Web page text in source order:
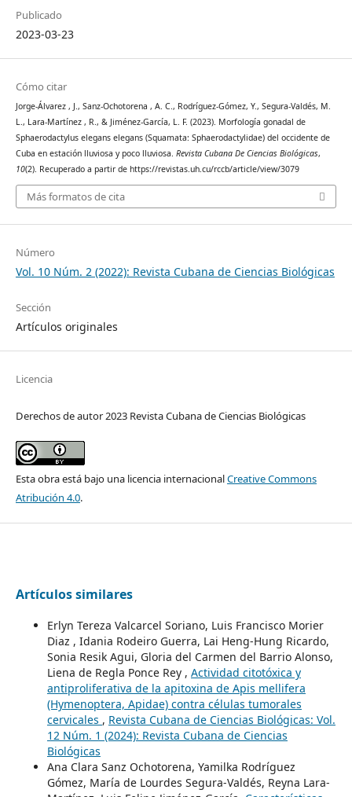
Publicado
2023-03-23
Cómo citar
Jorge-Álvarez , J., Sanz-Ochotorena , A. C., Rodríguez-Gómez, Y., Segura-Valdés, M.
L., Lara-Martínez , R., & Jiménez-García, L. F. (2023). Morfología gonadal de
Sphaerodactylus elegans elegans (Squamata: Sphaerodactylidae) del occidente de
Cuba en estación lluviosa y poco lluviosa. Revista Cubana De Ciencias Biológicas,
10(2). Recuperado a partir de https://revistas.uh.cu/rccb/article/view/3079
Más formatos de cita
Número
Vol. 10 Núm. 2 (2022): Revista Cubana de Ciencias Biológicas
Sección
Artículos originales
Licencia
Derechos de autor 2023 Revista Cubana de Ciencias Biológicas
Esta obra está bajo una licencia internacionalCreative Commons
Atribución 4.0.
Artículos similares
Erlyn Tereza Valcarcel Soriano, Luis Francisco Morier
Diaz , Idania Rodeiro Guerra, Lai Heng-Hung Ricardo,
Sonia Resik Agui, Gloria del Carmen del Barrio Alonso,
Liena de Regla Ponce Rey , Actividad citotóxica y
antiproliferativa de la apitoxina de Apis mellifera
(Hymenoptera, Apidae) contra células tumorales
cervicales , Revista Cubana de Ciencias Biológicas: Vol.
12 Núm. 1 (2024): Revista Cubana de Ciencias
Biológicas
Ana Clara Sanz Ochotorena, Yamilka Rodríguez
Gómez, María de Lourdes Segura-Valdés, Reyna Lara-